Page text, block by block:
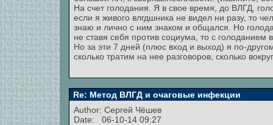
На счет голодания. Я в свое время, до ВЛГД,
если я живого влгдшника не видел ни разу, то
знаю и лично с ним знаком и общался. Но
не ставя себя против социума, то с голоданием
Но за эти 7 дней (плюс вход и выход) я по-
сколько тратим на нее разговоров, сколько
Re: Метод ВЛГД и очаговые инфекции
Author: Сергей Чёшев
Date: 06-10-14 09:27